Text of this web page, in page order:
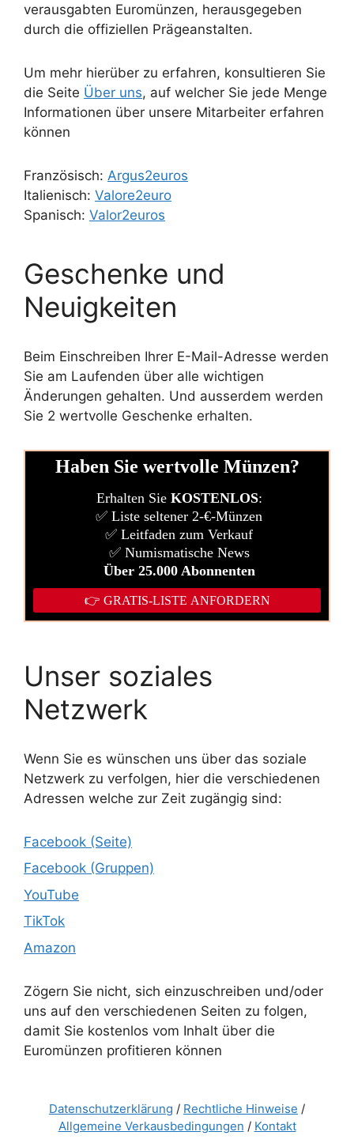
verausgabten Euromünzen, herausgegeben
durch die offiziellen Prägeanstalten.
Um mehr hierüber zu erfahren, konsultieren Sie
die Seite Über uns, auf welcher Sie jede Menge
Informationen über unsere Mitarbeiter erfahren
können
Französisch: Argus2euros
Italienisch: Valore2euro
Spanisch: Valor2euros
Geschenke und
Neuigkeiten
Beim Einschreiben Ihrer E-Mail-Adresse werden
Sie am Laufenden über alle wichtigen
Änderungen gehalten. Und ausserdem werden
Sie 2 wertvolle Geschenke erhalten.
Unser soziales
Netzwerk
Wenn Sie es wünschen uns über das soziale
Netzwerk zu verfolgen, hier die verschiedenen
Adressen welche zur Zeit zugängig sind:
Facebook (Seite)
Facebook (Gruppen)
YouTube
TikTok
Amazon
Zögern Sie nicht, sich einzuschreiben und/oder
uns auf den verschiedenen Seiten zu folgen,
damit Sie kostenlos vom Inhalt über die
Euromünzen profitieren können
Datenschutzerklärung / Rechtliche Hinweise /
Allgemeine Verkausbedingungen / Kontakt